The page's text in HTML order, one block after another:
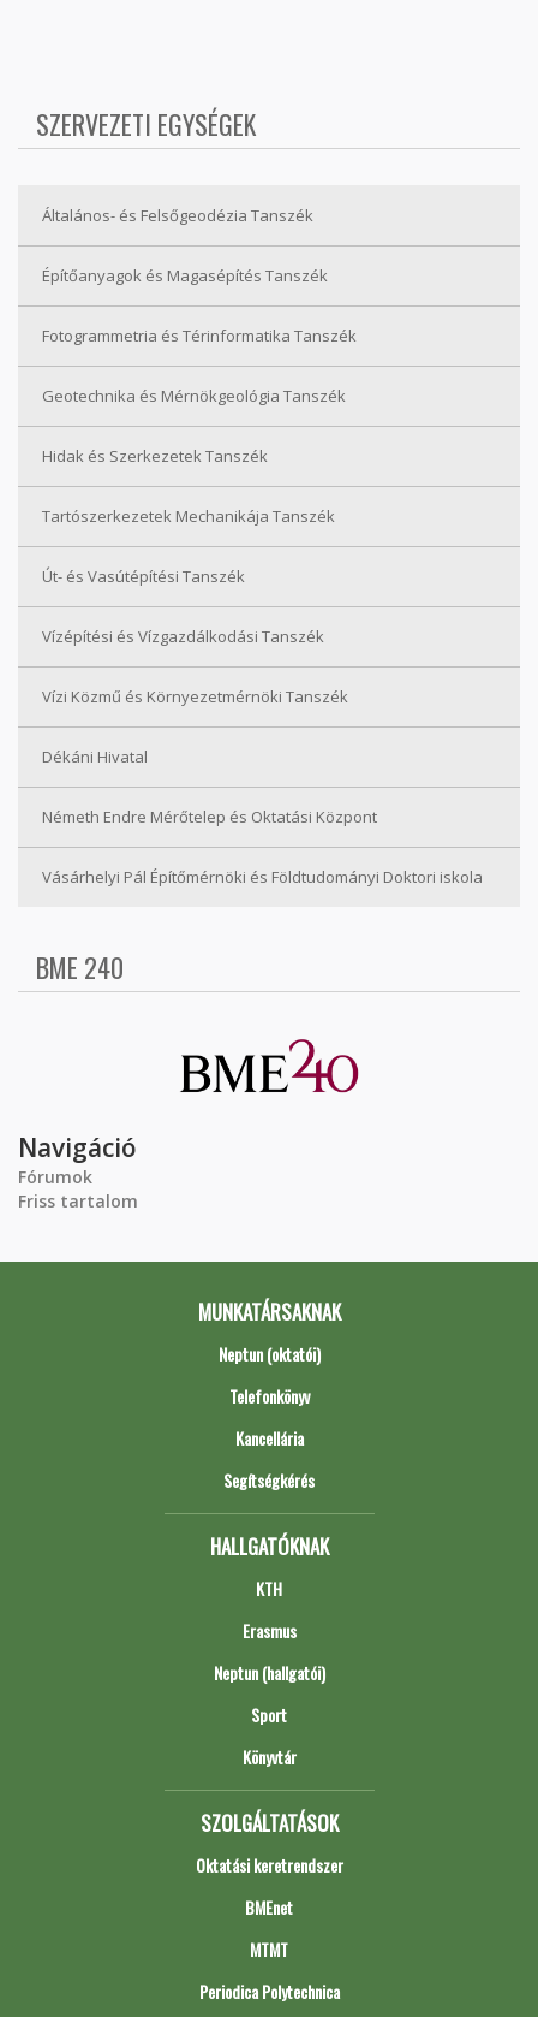
SZERVEZETI EGYSÉGEK
Általános- és Felsőgeodézia Tanszék
Építőanyagok és Magasépítés Tanszék
Fotogrammetria és Térinformatika Tanszék
Geotechnika és Mérnökgeológia Tanszék
Hidak és Szerkezetek Tanszék
Tartószerkezetek Mechanikája Tanszék
Út- és Vasútépítési Tanszék
Vízépítési és Vízgazdálkodási Tanszék
Vízi Közmű és Környezetmérnöki Tanszék
Dékáni Hivatal
Németh Endre Mérőtelep és Oktatási Központ
Vásárhelyi Pál Építőmérnöki és Földtudományi Doktori iskola
BME 240
Navigáció
Fórumok
Friss tartalom
MUNKATÁRSAKNAK
Neptun (oktatói)
Telefonkönyv
Kancellária
Segítségkérés
HALLGATÓKNAK
KTH
Erasmus
Neptun (hallgatói)
Sport
Könyvtár
SZOLGÁLTATÁSOK
Oktatási keretrendszer
BMEnet
MTMT
Periodica Polytechnica